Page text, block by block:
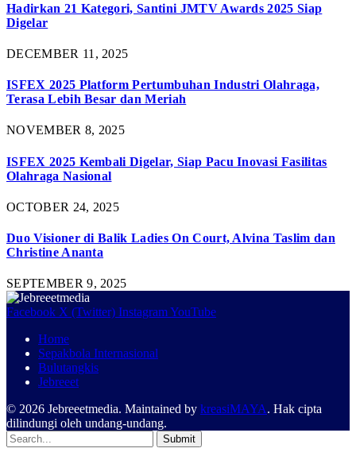
Hadirkan 21 Kategori, Santini JMTV Awards 2025 Siap
Digelar
DECEMBER 11, 2025
ISFEX 2025 Platform Pertumbuhan Industri Olahraga,
Terasa Lebih Besar dan Meriah
NOVEMBER 8, 2025
ISFEX 2025 Kembali Digelar, Siap Pacu Inovasi Fasilitas
Olahraga Nasional
OCTOBER 24, 2025
Duo Visioner di Balik Ladies On Court, Alvina Taslim dan
Christine Ananta
SEPTEMBER 9, 2025
Facebook X (Twitter) InstagramYouTube
Home
Sepakbola Internasional
Bulutangkis
Jebreeet
© 2026 Jebreeetmedia. Maintained by kreasiMAYA. Hak cipta
dilindungi oleh undang-undang.
Submit